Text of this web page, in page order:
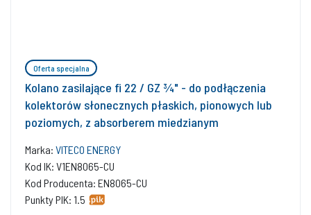
Oferta specjalna
Kolano zasilające fi 22 / GZ ¾" - do podłączenia
kolektorów słonecznych płaskich, pionowych lub
poziomych, z absorberem miedzianym
Marka: VITECO ENERGY
Kod IK: V1EN8065-CU
Kod Producenta: EN8065-CU
Punkty PIK: 1.5